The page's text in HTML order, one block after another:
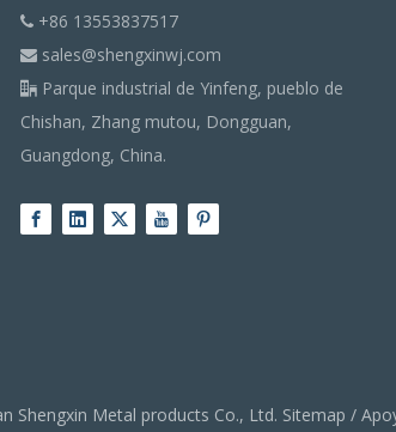
 +86 13553837517
 sales@shengxinwj.com
 Parque industrial de Yinfeng, pueblo de
Chishan, Zhang mutou, Dongguan,
Guangdong, China.
Shengxin Metal products Co., Ltd. Sitemap /